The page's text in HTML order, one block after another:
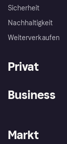
Sicherheit
Nachhaltigkeit
Weiterverkaufen
Privat
Shops entdecken
Business
Händlerportal
Markt